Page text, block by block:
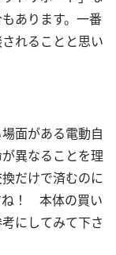
あります。一番
れることと思い
面がある電動自
異なることを理
だけで済むのに
ね！ 本体の買い
にしてみて下さ